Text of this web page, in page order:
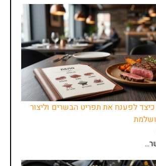
לפענח את תפריט הבשרים וליצור